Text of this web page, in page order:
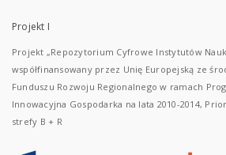
Projekt I
Projekt „Repozytorium Cyfrowe Instytutów
współfinansowany przez Unię Europejską ze
Funduszu Rozwoju Regionalnego w ramach
Innowacyjna Gospodarka na lata 2010-2014,
strefy B + R